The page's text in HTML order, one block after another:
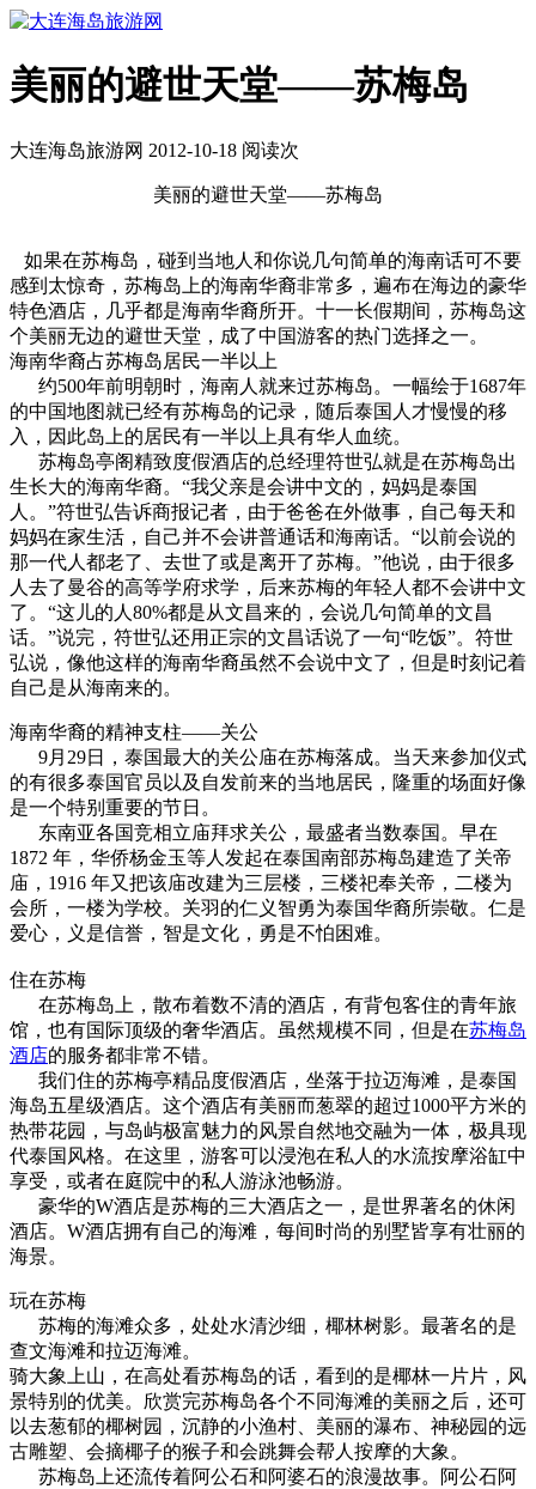
美丽的避世天堂——苏梅岛
大连海岛旅游网 2012-10-18 阅读次
美丽的避世天堂——苏梅岛
如果在苏梅岛，碰到当地人和你说几句简单的海南话可不要
感到太惊奇，苏梅岛上的海南华裔非常多，遍布在海边的豪华
特色酒店，几乎都是海南华裔所开。十一长假期间，苏梅岛这
个美丽无边的避世天堂，成了中国游客的热门选择之一。
海南华裔占苏梅岛居民一半以上
约500年前明朝时，海南人就来过苏梅岛。一幅绘于1687年
的中国地图就已经有苏梅岛的记录，随后泰国人才慢慢的移
入，因此岛上的居民有一半以上具有华人血统。
苏梅岛亭阁精致度假酒店的总经理符世弘就是在苏梅岛出
生长大的海南华裔。“我父亲是会讲中文的，妈妈是泰国
人。”符世弘告诉商报记者，由于爸爸在外做事，自己每天和
妈妈在家生活，自己并不会讲普通话和海南话。“以前会说的
那一代人都老了、去世了或是离开了苏梅。”他说，由于很多
人去了曼谷的高等学府求学，后来苏梅的年轻人都不会讲中文
了。“这儿的人80%都是从文昌来的，会说几句简单的文昌
话。”说完，符世弘还用正宗的文昌话说了一句“吃饭”。符世
弘说，像他这样的海南华裔虽然不会说中文了，但是时刻记着
自己是从海南来的。
海南华裔的精神支柱——关公
9月29日，泰国最大的关公庙在苏梅落成。当天来参加仪式
的有很多泰国官员以及自发前来的当地居民，隆重的场面好像
是一个特别重要的节日。
东南亚各国竞相立庙拜求关公，最盛者当数泰国。早在
1872 年，华侨杨金玉等人发起在泰国南部苏梅岛建造了关帝
庙，1916 年又把该庙改建为三层楼，三楼祀奉关帝，二楼为
会所，一楼为学校。关羽的仁义智勇为泰国华裔所崇敬。仁是
爱心，义是信誉，智是文化，勇是不怕困难。
住在苏梅
在苏梅岛上，散布着数不清的酒店，有背包客住的青年旅
馆，也有国际顶级的奢华酒店。虽然规模不同，但是在苏梅岛
酒店的服务都非常不错。
我们住的苏梅亭精品度假酒店，坐落于拉迈海滩，是泰国
海岛五星级酒店。这个酒店有美丽而葱翠的超过1000平方米的
热带花园，与岛屿极富魅力的风景自然地交融为一体，极具现
代泰国风格。在这里，游客可以浸泡在私人的水流按摩浴缸中
享受，或者在庭院中的私人游泳池畅游。
豪华的W酒店是苏梅的三大酒店之一，是世界著名的休闲
酒店。W酒店拥有自己的海滩，每间时尚的别墅皆享有壮丽的
海景。
玩在苏梅
苏梅的海滩众多，处处水清沙细，椰林树影。最著名的是
查文海滩和拉迈海滩。
骑大象上山，在高处看苏梅岛的话，看到的是椰林一片片，风
景特别的优美。欣赏完苏梅岛各个不同海滩的美丽之后，还可
以去葱郁的椰树园，沉静的小渔村、美丽的瀑布、神秘园的远
古雕塑、会摘椰子的猴子和会跳舞会帮人按摩的大象。
苏梅岛上还流传着阿公石和阿婆石的浪漫故事。阿公石阿